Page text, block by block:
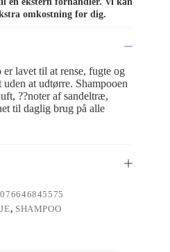
omkostning for dig.
lavet til at rense, fugte og
at udtørre. Shampooen
??noter af sandeltræ,
til daglig brug på alle
, SHAMPOO